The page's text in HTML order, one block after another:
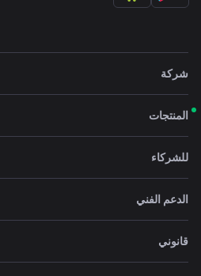
شركة
المنتجات
للشركاء
الدعم الفني
قانوني